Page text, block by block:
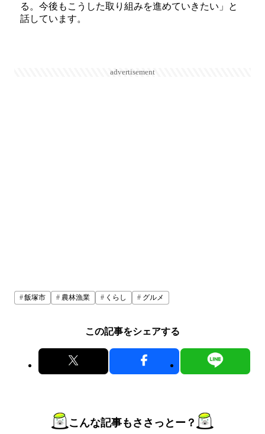
る。今後もこうした取り組みを進めていきたい」と
話しています。
advertisement
飯塚市 農林漁業 くらし グルメ
この記事をシェアする
こんな記事もささっとー？